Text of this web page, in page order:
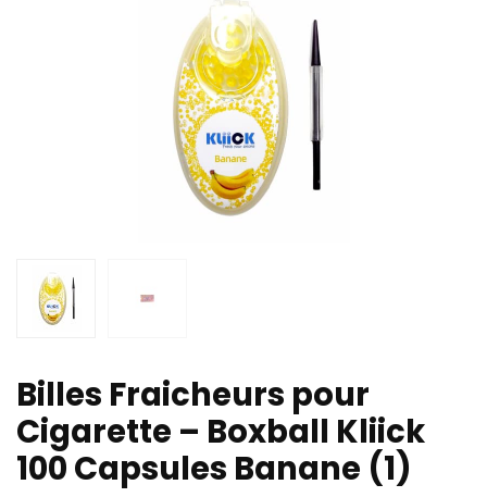
Billes Fraicheurs pour
Cigarette – Boxball Kliick
100 Capsules Banane (1)